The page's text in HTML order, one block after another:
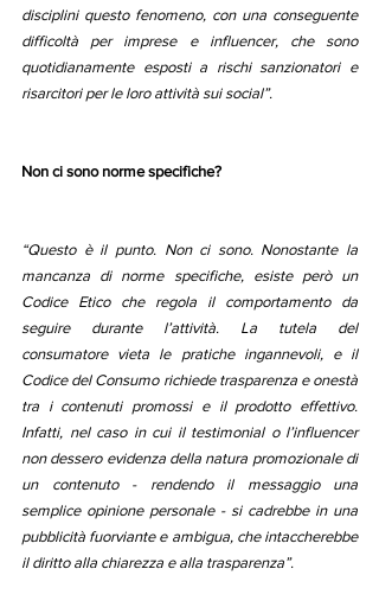
disciplini questo fenomeno, con una conseguente
difficoltà per imprese e influencer, che sono
quotidianamente esposti a rischi sanzionatori e
risarcitori per le loro attività sui social”.
Non ci sono norme specifiche?
“Questo è il punto. Non ci sono. Nonostante la
mancanza di norme specifiche, esiste però un
Codice Etico che regola il comportamento da
seguire durante l’attività. La tutela del
consumatore vieta le pratiche ingannevoli, e il
Codice del Consumo richiede trasparenza e onestà
tra i contenuti promossi e il prodotto effettivo.
Infatti, nel caso in cui il testimonial o l’influencer
non dessero evidenza della natura promozionale di
un contenuto - rendendo il messaggio una
semplice opinione personale - si cadrebbe in una
pubblicità fuorviante e ambigua, che intaccherebbe
il diritto alla chiarezza e alla trasparenza”.